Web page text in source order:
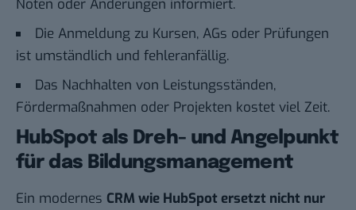
Noten oder Änderungen informiert.
Die Anmeldung zu Kursen, AGs oder Prüfungen
ist umständlich und fehleranfällig.
Das Nachhalten von Leistungsständen,
Fördermaßnahmen oder Projekten kostet viel Zeit.
HubSpot als Dreh- und Angelpunkt
für das Bildungsmanagement
Ein modernes CRM wie HubSpot ersetzt nicht nur